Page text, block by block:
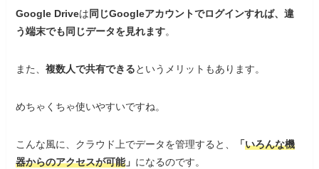
Google Driveは同じGoogleアカウントでログインすれば、違
う端末でも同じデータを見れます。
また、複数人で共有できるというメリットもあります。
めちゃくちゃ使いやすいですね。
こんな風に、クラウド上でデータを管理すると、 「いろんな機
器からのアクセスが可能」 になるのです。